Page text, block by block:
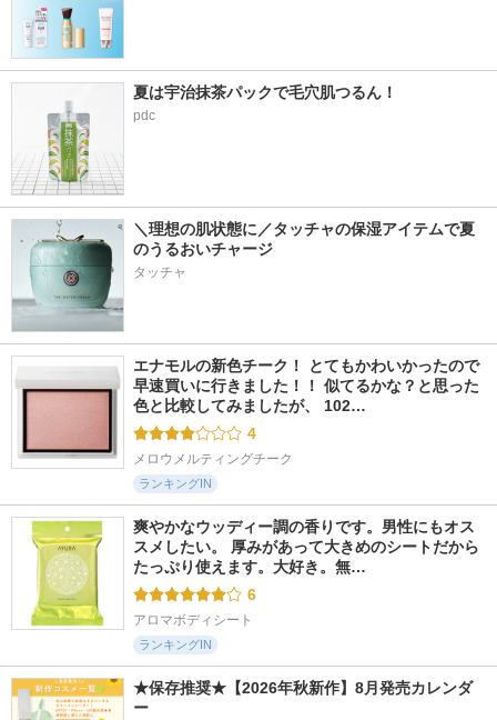
夏は宇治抹茶パックで毛穴肌つるん！
pdc
＼理想の肌状態に／タッチャの保湿アイテムで夏
のうるおいチャージ
タッチャ
エナモルの新色チーク！ とてもかわいかったので
早速買いに行きました！！ 似てるかな？と思った
色と比較してみましたが、 102…
4
メロウメルティングチーク
ランキングIN
爽やかなウッディー調の香りです。男性にもオス
スメしたい。 厚みがあって大きめのシートだから
たっぷり使えます。大好き。無…
6
アロマボディシート
ランキングIN
★保存推奨★【2026年秋新作】8月発売カレンダ
ー